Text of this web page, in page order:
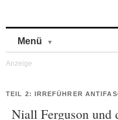
Menü
TEIL 2: IRREFÜHRER
Niall Ferguson und